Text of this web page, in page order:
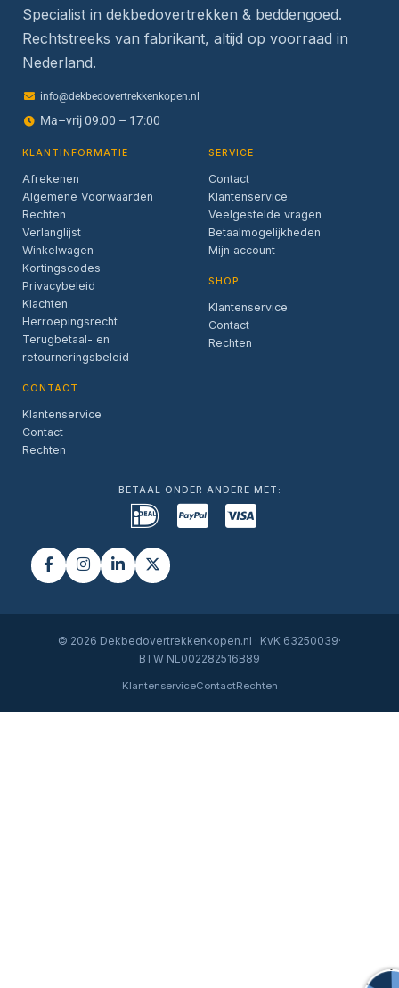
Specialist in dekbedovertrekken & beddengoed.
Rechtstreeks van fabrikant, altijd op voorraad in
Nederland.
info@dekbedovertrekkenkopen.nl
Ma–vrij 09:00 – 17:00
KLANTINFORMATIE
Afrekenen
Algemene Voorwaarden
Rechten
Verlanglijst
Winkelwagen
Kortingscodes
Privacybeleid
Klachten
Herroepingsrecht
Terugbetaal- en
retourneringsbeleid
CONTACT
Klantenservice
Contact
Rechten
SERVICE
Contact
Klantenservice
Veelgestelde vragen
Betaalmogelijkheden
Mijn account
SHOP
Klantenservice
Contact
Rechten
BETAAL ONDER ANDERE MET:
© 2026 Dekbedovertrekkenkopen.nl · KvK 63250039·
BTW NL002282516B89
KlantenserviceContactRechten